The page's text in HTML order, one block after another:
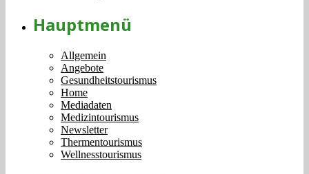
Hauptmenü
Allgemein
Angebote
Gesundheitstourismus
Home
Mediadaten
Medizintourismus
Newsletter
Thermentourismus
Wellnesstourismus